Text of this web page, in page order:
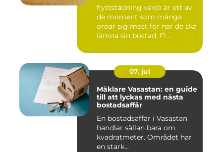
flyttstädning växjö är ett av
de moment som många
oroar sig mest för när de ska
lämna sin bostad. Fl...
07. jul
Mäklare Vasastan: en guide
till att lyckas med nästa
bostadsaffär
En bostadsaffär i Vasastan
handlar sällan bara om
kvadratmeter. Området har
en stark...